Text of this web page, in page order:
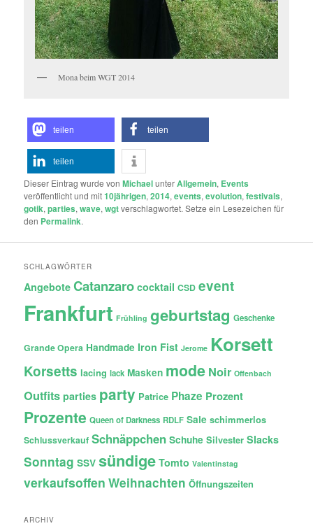
Mona beim WGT 2014
teilen teilen
teilen
Dieser Eintrag wurde vonMichaelunterAllgemein, Events
veröffentlicht und mit10jährigen,2014,events,evolution,festivals,
gotik,parties,wave,wgtverschlagwortet. Setze ein Lesezeichen für
den Permalink.
SCHLAGWÖRTER
Angebote Catanzaro cocktail CSD event
Frankfurt Frühling geburtstag Geschenke
Grande Opera Handmade Iron Fist Jerome Korsett
Korsetts lacing lack Masken mode Noir Offenbach
Outfits parties party Patrice Phaze Prozent
Prozente Queen of Darkness RDLF Sale schimmerlos
Schlussverkauf Schnäppchen Schuhe Silvester Slacks
Sonntag SSV sündige Tomto Valentinstag
verkaufsoffen Weihnachten Öffnungszeiten
ARCHIV